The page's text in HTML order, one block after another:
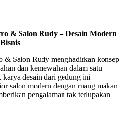
& Salon Rudy – Desain Modern
& Salon Rudy menghadirkan konsep
dan kemewahan dalam satu
karya desain dari gedung ini
salon modern dengan ruang makan
pengalaman tak terlupakan